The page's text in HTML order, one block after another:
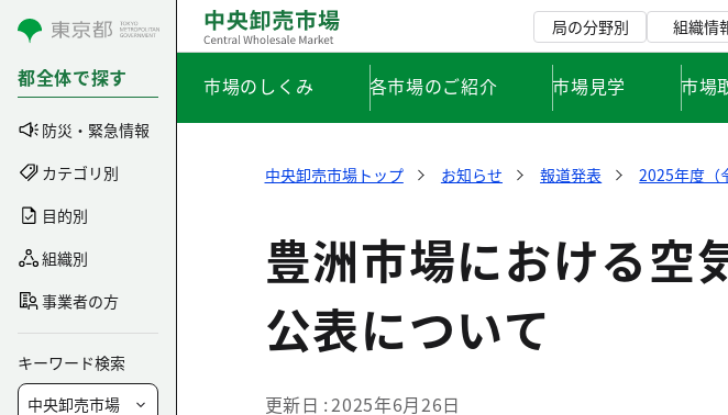
コンテンツにスキップ
都全体で探す
防災・緊急情報
カテゴリ別
目的別
組織別
事業者の方
キーワード検索
局の分野別 組織情
市場のしくみ 各市場のご紹介 市場見学 市場
中央卸売市場トップ お知らせ 報道発表 2025年度（
豊洲市場における空
公表について
更新日 2025年6月26日